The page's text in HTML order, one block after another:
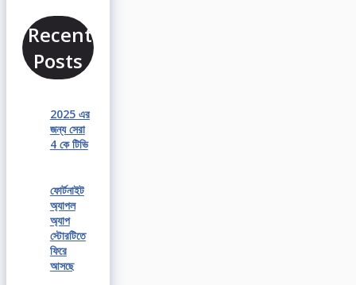
Recent
Posts
2025 এর
জন্য সেরা
4 কে টিভি
ফোর্টনাইট
অ্যাপল
অ্যাপ
স্টোরটিতে
ফিরে
আসছে